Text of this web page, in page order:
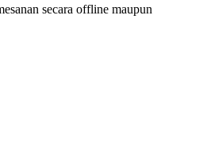
secara offline maupun